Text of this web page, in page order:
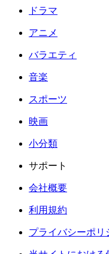
ドラマ
アニメ
バラエティ
音楽
スポーツ
映画
小分類
サポート
会社概要
利用規約
プライバシーポリ